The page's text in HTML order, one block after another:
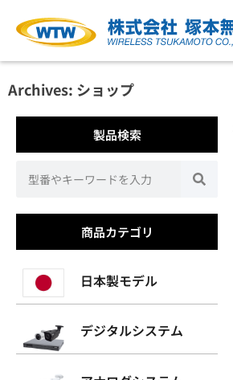
Archives: ショップ
製品検索
商品カテゴリ
日本製モデル
デジタルシステム